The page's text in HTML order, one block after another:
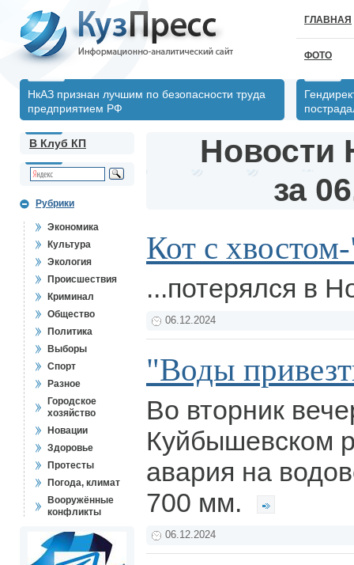
ГЛАВНАЯ
ФОТО
НкАЗ признан лучшим по безопасности труда
предприятием РФ
В Клуб КП
Рубрики
Экономика
Культура
Экология
Происшествия
Криминал
Общество
Политика
Выборы
Спорт
Разное
Городское
хозяйство
Новации
Здоровье
Протесты
Погода, климат
Вооружённые
конфликты
Новости
за
Кот с
...потерялся в
06.12.2024
"Воды
Во вторник
Куйбышевском
авария на
700 мм.
06.12.2024